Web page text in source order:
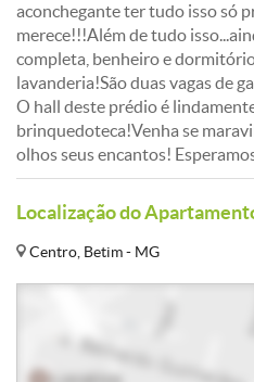
aconchegante ter tudo isso só
merece!!!Além de tudo
completa, benheiro e
lavanderia!São duas vagas de
O hall deste prédio é
brinquedoteca!Venha se
olhos seus encantos!
Localização do
Centro, Betim - MG